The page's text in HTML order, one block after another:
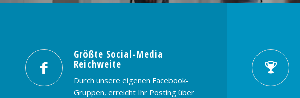
Größte Social-Media
Reichweite
Durch unsere eigenen Facebook-
Gruppen, erreicht Ihr Posting über